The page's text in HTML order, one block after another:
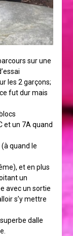
sur une
les 2 garçons;
fut dur mais
et un 7A quand
quand le
et en plus
un
avec un sortie
s’y mettre
dalle